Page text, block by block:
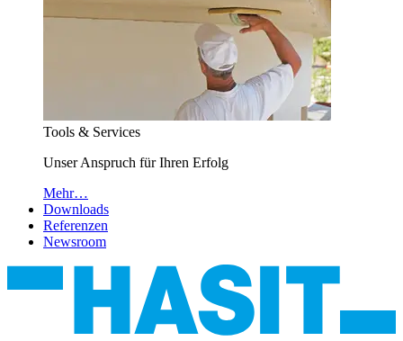
Tools & Services
Unser Anspruch für Ihren Erfolg
Mehr…
Downloads
Referenzen
Newsroom